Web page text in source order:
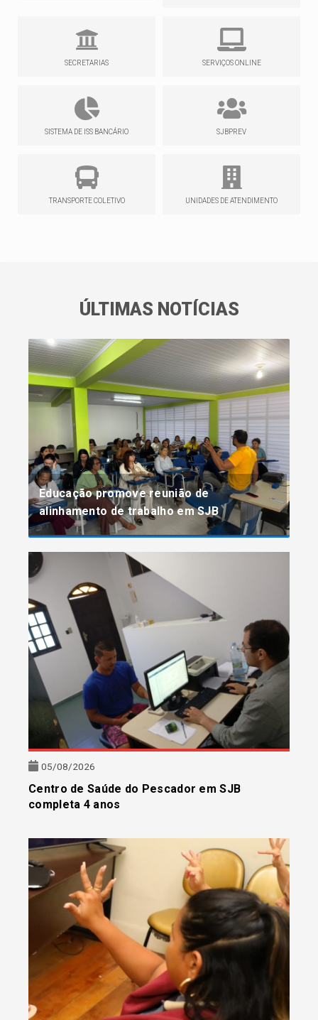
SECRETARIAS SERVIÇOS ONLINE
SISTEMA DE ISS BANCÁRIO SJBPREV
TRANSPORTE COLETIVO UNIDADES DE ATENDIMENTO
ÚLTIMAS NOTÍCIAS
Educação promove reunião de
alinhamento de trabalho em SJB
05/08/2026
Centro de Saúde do Pescador em SJB
completa 4 anos